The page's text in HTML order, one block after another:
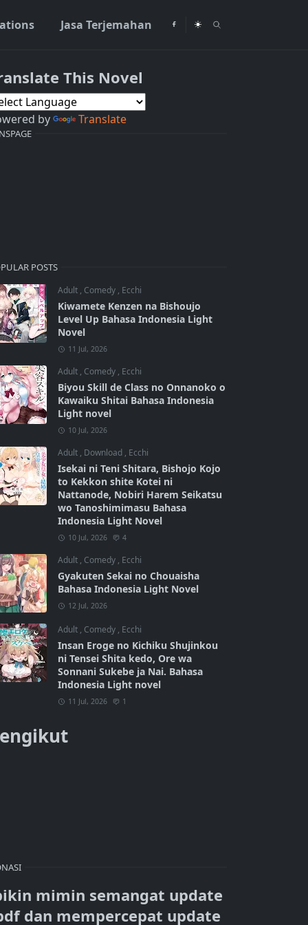
Jasa Terjemahan
This Novel
by Translate
POSTS
Adult , Comedy , Ecchi
Kiwamete Kenzen na Bishoujo
Level Up Bahasa Indonesia Light
Novel
11 Jul, 2026
Adult , Comedy , Ecchi
Biyou Skill de Class no Onnanoko o
Kawaiku Shitai Bahasa Indonesia
Light novel
10 Jul, 2026
Adult , Download , Ecchi
Isekai ni Teni Shitara, Bishojo Kojo
to Kekkon shite Kotei ni
Nattanode, Nobiri Harem Seikatsu
wo Tanoshimimasu Bahasa
Indonesia Light Novel
10 Jul, 2026 4
Adult , Comedy , Ecchi
Gyakuten Sekai no Chouaisha
Bahasa Indonesia Light Novel
12 Jul, 2026
Adult , Comedy , Ecchi
Insan Eroge no Kichiku Shujinkou
ni Tensei Shita kedo, Ore wa
Sonnani Sukebe ja Nai. Bahasa
Indonesia Light novel
11 Jul, 2026 1
mimin semangat update
dan mempercepat update